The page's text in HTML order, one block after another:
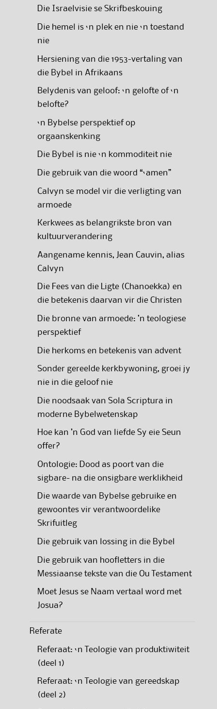
Die Israelvisie se Skrifbeskouing
Die hemel is ‘n plek en nie ‘n toestand
nie
Hersiening van die 1953-vertaling van
die Bybel in Afrikaans
Belydenis van geloof: ‘n gelofte of ‘n
belofte?
‘n Bybelse perspektief op
orgaanskenking
Die Bybel is nie ‘n kommoditeit nie
Die gebruik van die woord “‘amen”
Calvyn se model vir die verligting van
armoede
Kerkwees as belangrikste bron van
kultuurverandering
Aangename kennis, Jean Cauvin, alias
Calvyn
Die Fees van die Ligte (Chanoekka) en
die betekenis daarvan vir die Christen
Die bronne van armoede: ’n teologiese
perspektief
Die herkoms en betekenis van advent
Sonder gereelde kerkbywoning, groei jy
nie in die geloof nie
Die noodsaak van Sola Scriptura in
moderne Bybelwetenskap
Hoe kan ’n God van liefde Sy eie Seun
offer?
Ontologie: Dood as poort van die
sigbare- na die onsigbare werklikheid
Die waarde van Bybelse gebruike en
gewoontes vir verantwoordelike
Skrifuitleg
Die gebruik van lossing in die Bybel
Die gebruik van hoofletters in die
Messiaanse tekste van die Ou Testament
Moet Jesus se Naam vertaal word met
Josua?
Referate
Referaat: ‘n Teologie van produktiwiteit
(deel 1)
Referaat: ‘n Teologie van gereedskap
(deel 2)